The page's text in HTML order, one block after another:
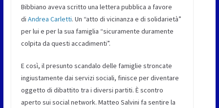
Bibbiano aveva scritto una lettera pubblica a favore
di Andrea Carletti. Un “atto di vicinanza e di solidarietà”
per lui e per la sua famiglia “sicuramente duramente
colpita da questi accadimenti”.
E così, il presunto scandalo delle famiglie stroncate
ingiustamente dai servizi sociali, finisce per diventare
oggetto di dibattito tra i diversi partiti. È scontro
aperto sui social network. Matteo Salvini fa sentire la